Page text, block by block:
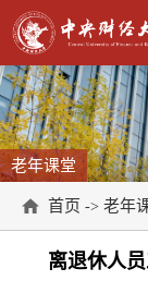
老年课堂
首页 -> 老年
离退休人